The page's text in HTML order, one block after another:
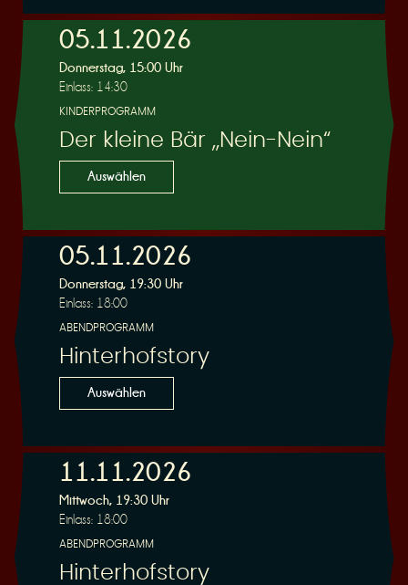
05.11.2026
Donnerstag, 15:00 Uhr
Einlass: 14:30
KINDERPROGRAMM
Der kleine Bär „Nein-Nein“
Auswählen
05.11.2026
Donnerstag, 19:30 Uhr
Einlass: 18:00
ABENDPROGRAMM
Hinterhofstory
Auswählen
11.11.2026
Mittwoch, 19:30 Uhr
Einlass: 18:00
ABENDPROGRAMM
Hinterhofstory